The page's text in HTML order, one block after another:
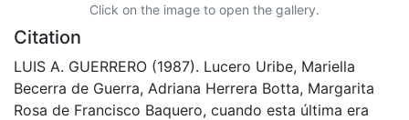
Click on the image to open the gallery.
Citation
LUIS A. GUERRERO (1987). Lucero Uribe, Mariella
Becerra de Guerra, Adriana Herrera Botta, Margarita
Rosa de Francisco Baquero, cuando esta última era